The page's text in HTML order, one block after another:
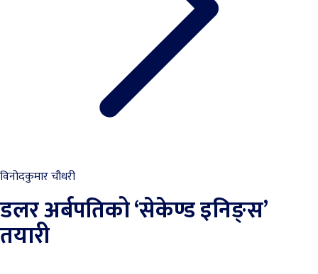
विनोदकुमार चौधरी
डलर अर्बपतिको ‘सेकेण्ड इनिङ्स’
तयारी